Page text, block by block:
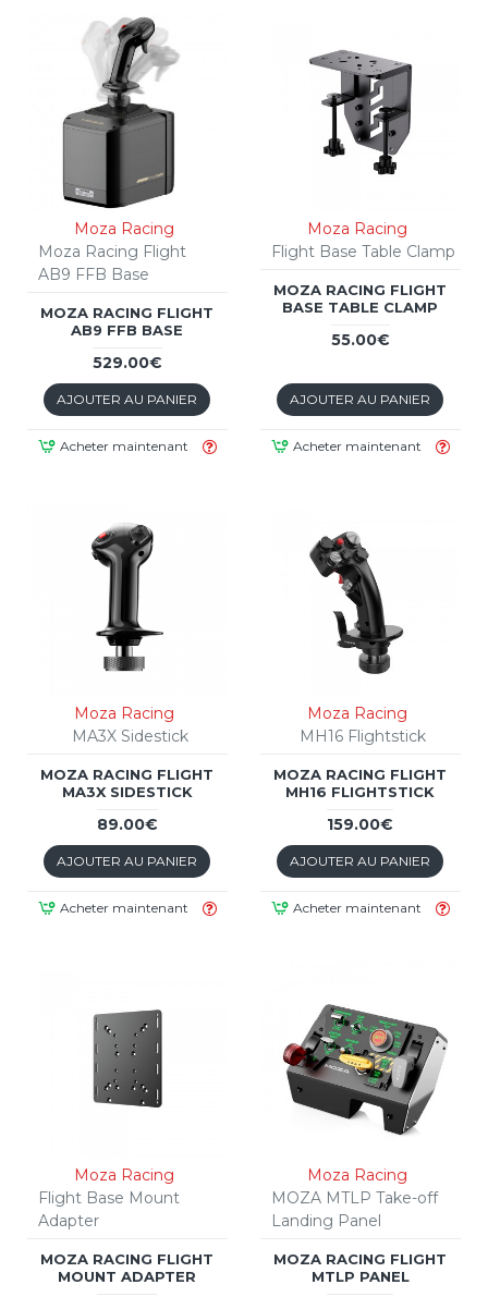
Moza Racing
Moza Racing Flight
AB9 FFB Base
MOZA RACING FLIGHT
AB9 FFB BASE
529.00€
AJOUTER AU PANIER
Acheter maintenant
Moza Racing
Flight Base Table Clamp
MOZA RACING FLIGHT
BASE TABLE CLAMP
55.00€
AJOUTER AU PANIER
Acheter maintenant
Moza Racing
MA3X Sidestick
MOZA RACING FLIGHT
MA3X SIDESTICK
89.00€
AJOUTER AU PANIER
Acheter maintenant
Moza Racing
MH16 Flightstick
MOZA RACING FLIGHT
MH16 FLIGHTSTICK
159.00€
AJOUTER AU PANIER
Acheter maintenant
Moza Racing
Flight Base Mount
Adapter
MOZA RACING FLIGHT
MOUNT ADAPTER
Moza Racing
MOZA MTLP Take-off
Landing Panel
MOZA RACING FLIGHT
MTLP PANEL